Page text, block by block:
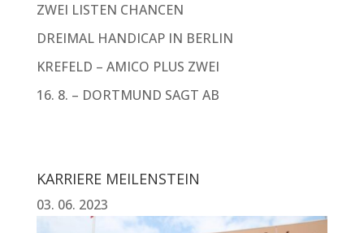
ZWEI LISTEN CHANCEN
DREIMAL HANDICAP IN BERLIN
KREFELD – AMICO PLUS ZWEI
16. 8. – DORTMUND SAGT AB
KARRIERE MEILENSTEIN
03. 06. 2023